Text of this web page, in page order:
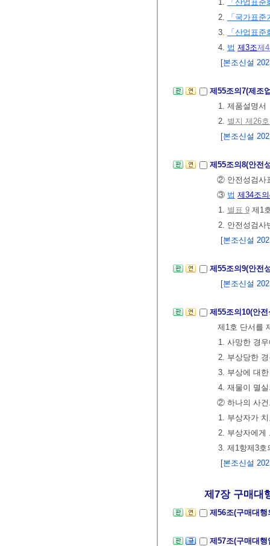
1.
「산업표준
2.
「국가표
3.
「산업표준
4. 법 제3조제
[본조신설
제55조의7(제조
1. 제품설명서
2. 별지 제26
[본조신설
제55조의8(안전
② 안전성검사
③ 법 제34조
1. 별표 9 제1
2. 안전성검사
[본조신설
제55조의9(안전
[본조신설
제55조의10(안
제1호 단서를
1. 사망한 경
2. 부상당한
3. 부상에 대
4. 재물이 멸
② 하나의 사건
1. 부상자가
2. 부상자에게
3. 제1항제3호
[본조신설
제7장 구매대행
제56조(구매대
제57조(구매대